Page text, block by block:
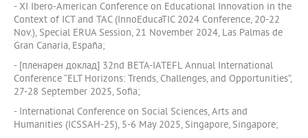
- XI Ibero-American Conference on Educational Innovation in the
Context of ICT and TAC (InnoEducaTIC 2024 Conference, 20-22
Nov.), Special ERUA Session, 21 November 2024, Las Palmas de
Gran Canaria, España;
- [пленарен доклад] 32nd BETA-IATEFL Annual International
Conference “ELT Horizons: Trends, Challenges, and Opportunities”,
27-28 September 2025, Sofia;
- International Conference on Social Sciences, Arts and
Humanities (ICSSAH-25), 5-6 May 2025, Singapore, Singapore;